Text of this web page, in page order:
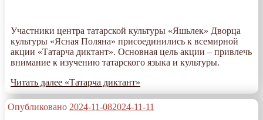
Участники центра татарской культуры «Яшьлек» Дворца
культуры «Ясная Поляна» присоединились к всемирной
акции «Татарча диктант». Основная цель акции – привлечь
внимание к изучению татарского языка и культуры.
Читать далее «Татарча диктант»
Опубликовано 2024-11-082024-11-11